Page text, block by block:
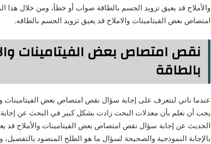
والأملاح قد يعيق تزويد الجسم بالطاقة صواب أو خطأ، ومن خلال هذا
امتصاص بعض الفيتامينات والاملاح قد يعيق تزويد الجسم بالطاقه.
نقص امتصاص بعض الفيتامينات
بالطاقة
عندما ناتي لنتعرف على إجابة سؤال نقص امتصاص بعض الفيتامينات
يجب أن نعلم بأن معدلات البحث زادت بشكل كبير في البحث عن إجابة
الحديث عن إجابة سؤال نقص امتصاص بعض الفيتامينات والأملاح قد
بالإجابة النموذجية والصحيحة لسؤال ما هو الطلح المنضود بالتفصيل،